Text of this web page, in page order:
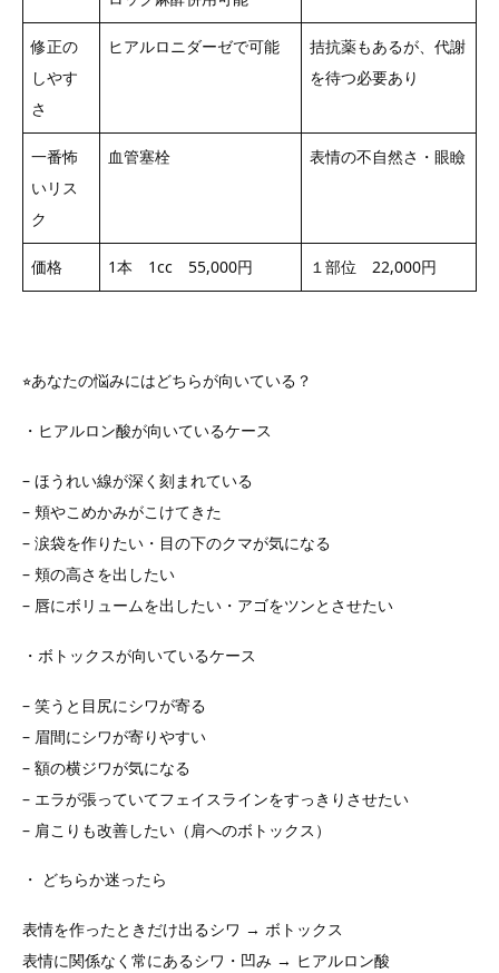
修正の
しやす
さ
ヒアルロニダーゼで可能
拮抗薬もあるが、代謝
を待つ必要あり
一番怖
いリス
ク
血管塞栓 表情の不自然さ・眼瞼
価格 1本 1cc 55,000円 １部位 22,000円
⭐︎あなたの悩みにはどちらが向いている？
・ヒアルロン酸が向いているケース
– ほうれい線が深く刻まれている
– 頬やこめかみがこけてきた
– 涙袋を作りたい・目の下のクマが気になる
– 頬の高さを出したい
– 唇にボリュームを出したい・アゴをツンとさせたい
・ボトックスが向いているケース
– 笑うと目尻にシワが寄る
– 眉間にシワが寄りやすい
– 額の横ジワが気になる
– エラが張っていてフェイスラインをすっきりさせたい
– 肩こりも改善したい（肩へのボトックス）
・ どちらか迷ったら
表情を作ったときだけ出るシワ → ボトックス
表情に関係なく常にあるシワ・凹み → ヒアルロン酸